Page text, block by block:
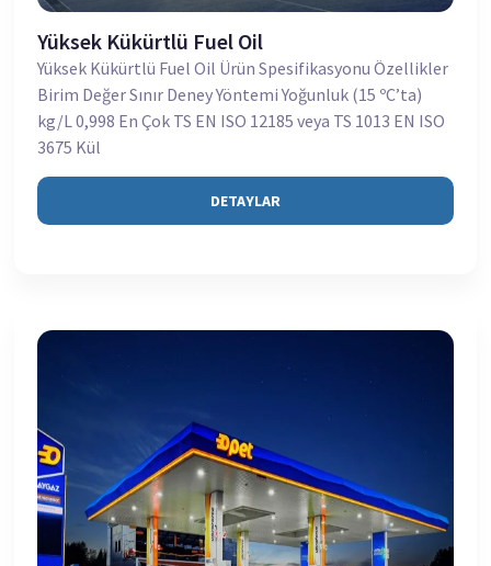
Yüksek Kükürtlü Fuel Oil
Yüksek Kükürtlü Fuel Oil Ürün Spesifikasyonu Özellikler
Birim Değer Sınır Deney Yöntemi Yoğunluk (15 ºC’ta)
kg/L 0,998 En Çok TS EN ISO 12185 veya TS 1013 EN ISO
3675 Kül
DETAYLAR